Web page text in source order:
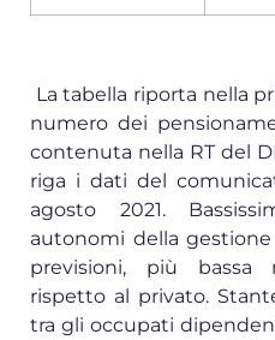
La tabella riporta nella
numero dei
contenuta nella RT del
riga i dati del
agosto 2021.
autonomi della
previsioni, più bassa
rispetto al privato.
tra gli occupati